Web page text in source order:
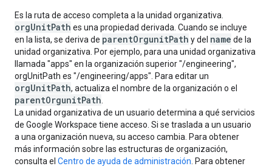
Es la ruta de acceso completa a la unidad organizativa.
orgUnitPath es una propiedad derivada. Cuando se incluye
en la lista, se deriva de parentOrgunitPath y del name de la
unidad organizativa. Por ejemplo, para una unidad organizativa
llamada "apps" en la organización superior "/engineering",
orgUnitPath es "/engineering/apps". Para editar un
orgUnitPath, actualiza el nombre de la organización o el
parentOrgunitPath
La unidad organizativa de un usuario determina a qué servicios
de Google Workspace tiene acceso. Si se traslada a un usuario
a una organización nueva, su acceso cambia. Para obtener
más información sobre las estructuras de organización,
consulta el Centro de ayuda de administración . Para obtener